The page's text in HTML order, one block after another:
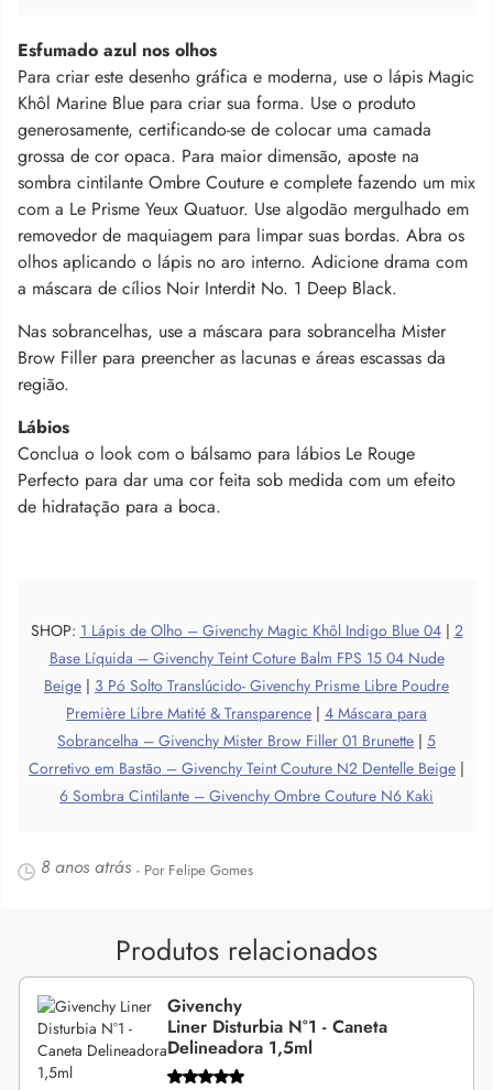
Esfumado azul nos olhos
Para criar este desenho gráfica e moderna, use o lápis Magic
Khôl Marine Blue para criar sua forma. Use o produto
generosamente, certificando-se de colocar uma camada
grossa de cor opaca. Para maior dimensão, aposte na
sombra cintilante Ombre Couture e complete fazendo um mix
com a Le Prisme Yeux Quatuor. Use algodão mergulhado em
removedor de maquiagem para limpar suas bordas. Abra os
olhos aplicando o lápis no aro interno. Adicione drama com
a máscara de cílios Noir Interdit No. 1 Deep Black.
Nas sobrancelhas, use a máscara para sobrancelha Mister
Brow Filler para preencher as lacunas e áreas escassas da
região.
Lábios
Conclua o look com o bálsamo para lábios Le Rouge
Perfecto para dar uma cor feita sob medida com um efeito
de hidratação para a boca.
SHOP: 1 Lápis de Olho – Givenchy Magic Khôl Indigo Blue 04| 2
Base Líquida – Givenchy Teint Coture Balm FPS 15 04 Nude
Beige | 3 Pó Solto Translúcido- Givenchy Prisme Libre Poudre
Première Libre Matité & Transparence | 4 Máscara para
Sobrancelha – Givenchy Mister Brow Filler 01 Brunette | 5
Corretivo em Bastão – Givenchy Teint Couture N2 Dentelle Beige |
6 Sombra Cintilante – Givenchy Ombre Couture N6 Kaki
8 anos atrás - Por Felipe Gomes
Produtos relacionados
Givenchy
Liner Disturbia N°1 - Caneta
Delineadora 1,5ml